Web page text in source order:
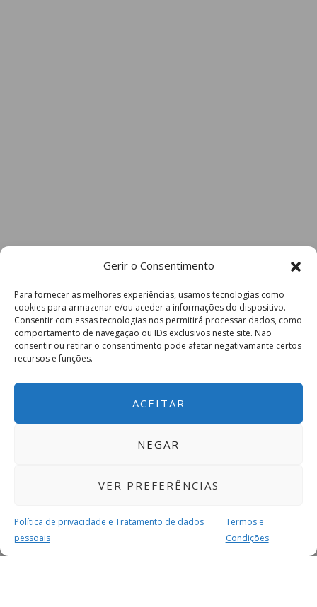
Gerir o Consentimento
Para fornecer as melhores experiências, usamos tecnologias como
cookies para armazenar e/ou aceder a informações do dispositivo.
Consentir com essas tecnologias nos permitirá processar dados, como
comportamento de navegação ou IDs exclusivos neste site. Não
consentir ou retirar o consentimento pode afetar negativamante certos
recursos e funções.
ACEITAR
NEGAR
VER PREFERÊNCIAS
Política de privacidade e Tratamento de dados
pessoais
Termos e
Condições